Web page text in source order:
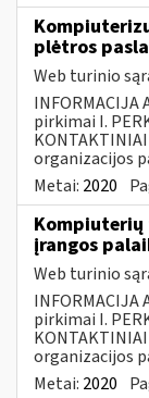
plėtros
Web turinio
INFORMACIJA
pirkimai I.
organizacijos
Metai: 2020
Kompiuterių
įrangos
Web turinio
INFORMACIJA
pirkimai I.
organizacijos
Metai: 2020